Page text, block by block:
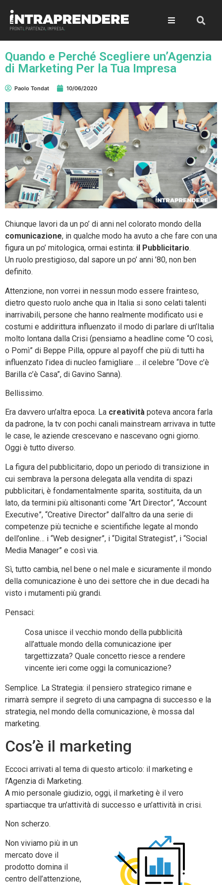
Quando e Perché Scegliere un’Agenzia
di Marketing Per la Tua Impresa
Paolo Tondat 10/06/2020
Chiunque lavori da un po’ di anni nel colorato mondo della
comunicazione, in qualche modo ha avuto a che fare con una
figura un po’ mitologica, ormai estinta: il Pubblicitario.
Un ruolo prestigioso, dal sapore un po’ anni ’80, non ben
definito.
Attenzione, non vorrei in nessun modo essere frainteso,
dietro questo ruolo anche qua in Italia si sono celati talenti
inarrivabili, persone che hanno realmente modificato usi e
costumi e addirittura influenzato il modo di parlare di un’Italia
molto lontana dalla Crisi (pensiamo a headline come “O così,
o Pomì” di Beppe Pilla, oppure al payoff che più di tutti ha
influenzato l’idea di nucleo famigliare … il celebre “Dove c’è
Barilla c’è Casa”, di Gavino Sanna).
Bellissimo.
Era davvero un’altra epoca. La creatività poteva ancora farla
da padrone, la tv con pochi canali mainstream arrivava in tutte
le case, le aziende crescevano e nascevano ogni giorno.
Oggi è tutto diverso.
La figura del pubblicitario, dopo un periodo di transizione in
cui sembrava la persona delegata alla vendita di spazi
pubblicitari, è fondamentalmente sparita, sostituita, da un
lato, da termini più altisonanti come “Art Director”, “Account
Executive”, “Creative Director” dall’altro da una serie di
competenze più tecniche e scientifiche legate al mondo
dell’online… i “Web designer”, i “Digital Strategist”, i “Social
Media Manager” e così via.
Sì, tutto cambia, nel bene o nel male e sicuramente il mondo
della comunicazione è uno dei settore che in due decadi ha
visto i mutamenti più grandi.
Pensaci:
Cosa unisce il vecchio mondo della pubblicità
all’attuale mondo della comunicazione iper
targettizzata? Quale concetto riesce a rendere
vincente ieri come oggi la comunicazione?
Semplice. La Strategia: il pensiero strategico rimane e
rimarrà sempre il segreto di una campagna di successo e la
strategia, nel mondo della comunicazione, è mossa dal
marketing.
Cos’è il marketing
Eccoci arrivati al tema di questo articolo: il marketing e
l’Agenzia di Marketing.
A mio personale giudizio, oggi, il marketing è il vero
spartiacque tra un’attività di successo e un’attività in crisi.
Non scherzo.
Non viviamo più in un
mercato dove il
prodotto domina il
centro dell’attenzione,